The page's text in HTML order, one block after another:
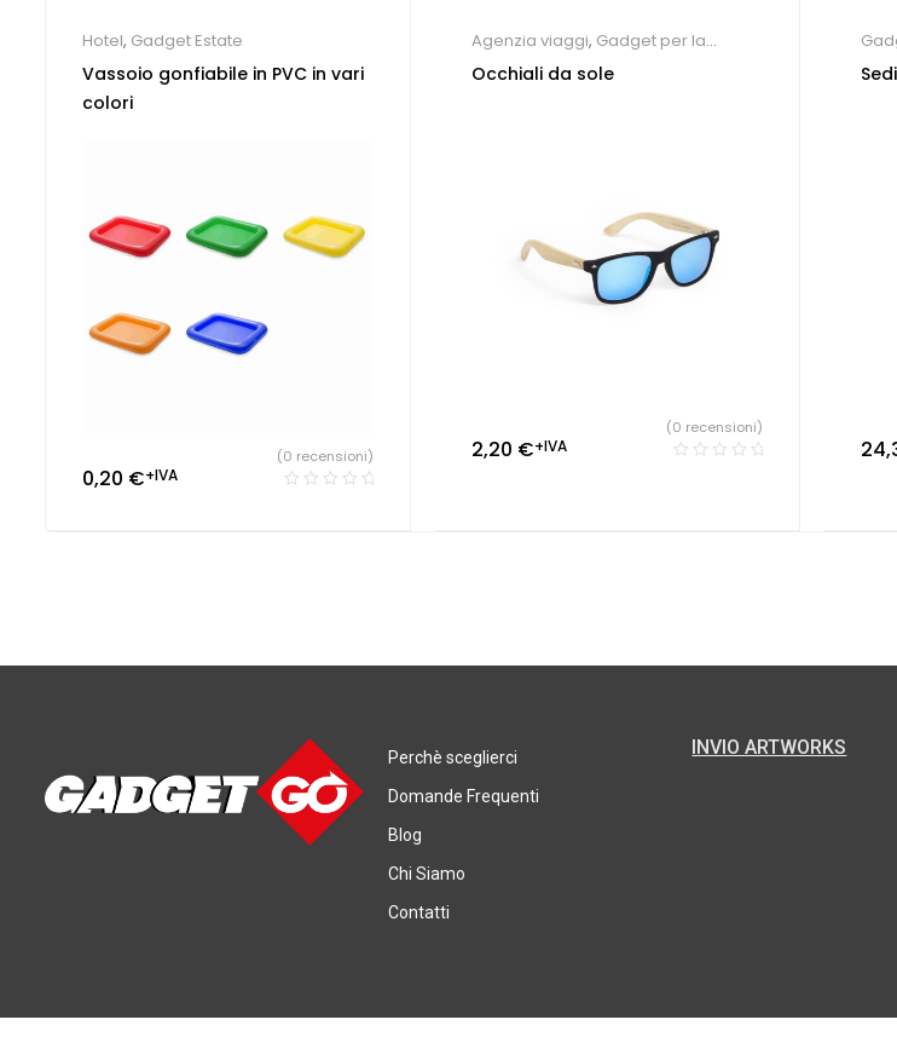
Hotel, Gadget Estate
Vassoio gonfiabile in PVC in vari
colori
0,20 €+IVA
(0 recensioni)
Agenzia viaggi, Gadget per la
persona, Gadget Estate
Occhiali da sole
2,20 €+IVA
(0 recensioni)
Perchè sceglierci
Domande Frequenti
Blog
Chi Siamo
Contatti
INVIO ARTWORKS